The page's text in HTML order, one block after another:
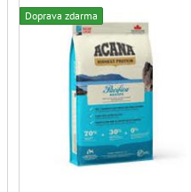
Doprava zdarma